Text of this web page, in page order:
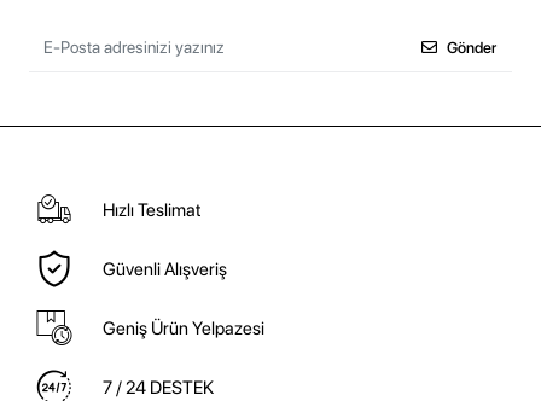
Gönder
Hızlı Teslimat
Güvenli Alışveriş
Geniş Ürün Yelpazesi
7 / 24 DESTEK